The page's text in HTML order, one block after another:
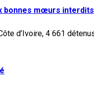
bonnes mœurs interdits